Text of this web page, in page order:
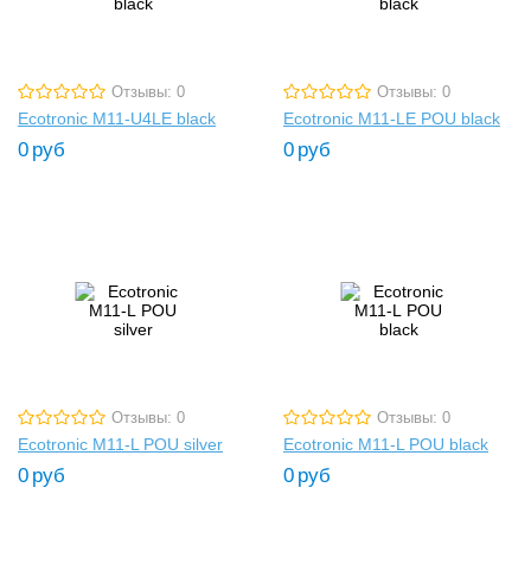
Отзывы: 0
Ecotronic M11-U4LE black
0 руб
Отзывы: 0
Ecotronic M11-LE POU black
0 руб
Отзывы: 0
Ecotronic M11-L POU silver
0 руб
Отзывы: 0
Ecotronic M11-L POU black
0 руб